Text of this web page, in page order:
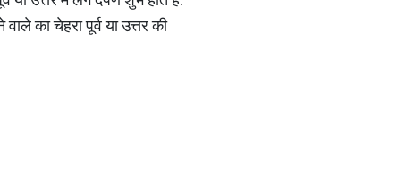
का चेहरा पूर्व या उत्तर की